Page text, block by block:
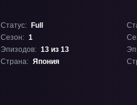
Статус:
Full
Сезон: 1
Эпизодов: 13 из 13
Страна: Япония